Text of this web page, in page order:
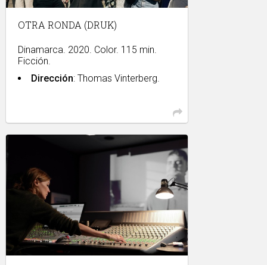
OTRA RONDA (DRUK)
Dinamarca. 2020. Color. 115 min.
Ficción.
Dirección: Thomas Vinterberg.